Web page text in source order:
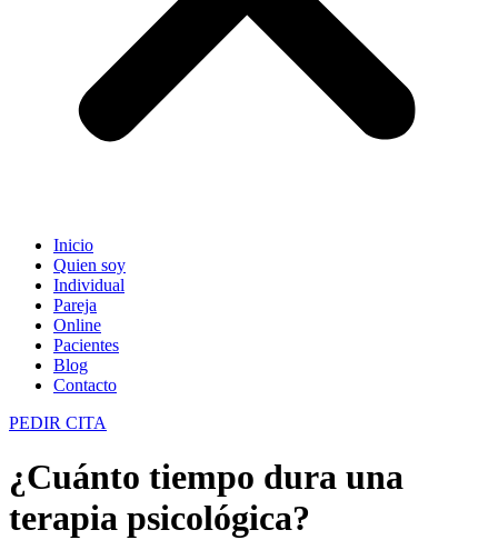
Inicio
Quien soy
Individual
Pareja
Online
Pacientes
Blog
Contacto
PEDIR CITA
¿Cuánto tiempo dura una
terapia psicológica?